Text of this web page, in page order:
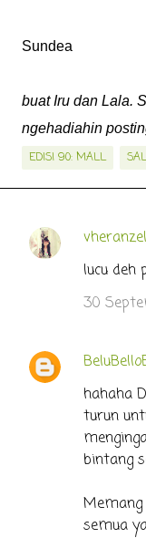
Sundea
buat Iru dan Lala.
ngehadiahin
EDISI 90: MALL
K
n
t
lucu
30
hahaha
turun
bintang
semua